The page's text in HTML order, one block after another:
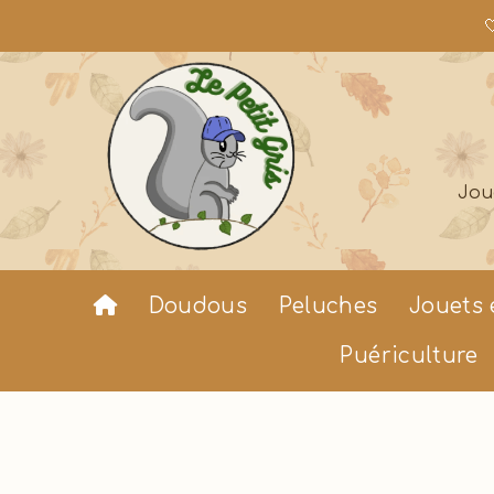
Doudous Peluches Jouets
Puériculture